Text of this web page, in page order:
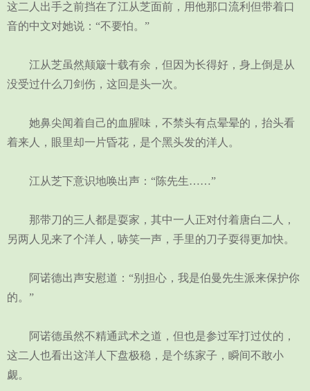
这二人出手之前挡在了江从芝面前，用他那口流利但带着口
音的中文对她说：“不要怕。”
江从芝虽然颠簸十载有余，但因为长得好，身上倒是从
没受过什么刀剑伤，这回是头一次。
她鼻尖闻着自己的血腥味，不禁头有点晕晕的，抬头看
着来人，眼里却一片昏花，是个黑头发的洋人。
江从芝下意识地唤出声：“陈先生……”
那带刀的三人都是耍家，其中一人正对付着唐白二人，
另两人见来了个洋人，哧笑一声，手里的刀子耍得更加快。
阿诺德出声安慰道：“别担心，我是伯曼先生派来保护你
的。”
阿诺德虽然不精通武术之道，但也是参过军打过仗的，
这二人也看出这洋人下盘极稳，是个练家子，瞬间不敢小
觑。